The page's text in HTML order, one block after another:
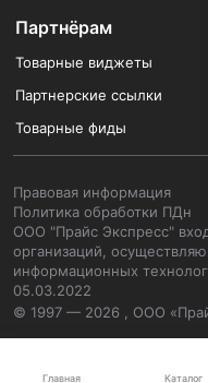
Главная Каталог
Партнёрам
Товарные виджеты
Партнерские ссылки
Товарные фиды
Правовая информация
Политика обработки ПДн
ООО "Прайс Экспресс"
организаций,
информационных
05.03.2022
© 1997 — 2026 , ООО